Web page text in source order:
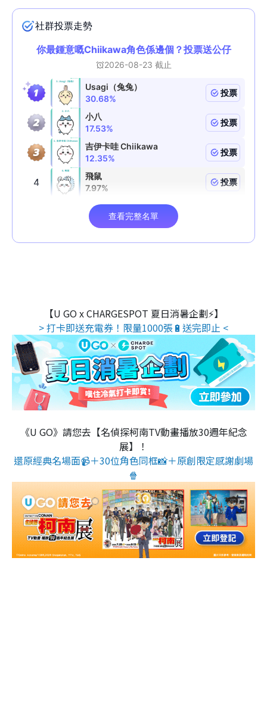
【U GO x CHARGESPOT 夏日消暑企劃⚡】
> 打卡即送充電券！限量1000張🔋送完即止 <
《U GO》請您去【名偵探柯南TV動畫播放30週年紀念
展】！
還原經典名場面📹＋30位角色同框📸＋原創限定感謝劇場
🍿